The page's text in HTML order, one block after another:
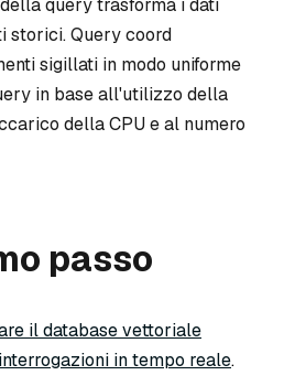
query trasforma i dati
storici. Query coord
sigillati in modo uniforme
in base all'utilizzo della
della CPU e al numero
passo
il database vettoriale
in tempo reale.